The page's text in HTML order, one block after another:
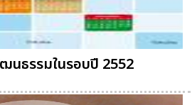
นธรรมในรอบปี 2552